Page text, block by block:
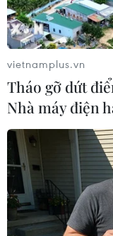
"đang bị điều tra
vietnamplus.vn
Tháo gỡ dứt
Nhà máy điện